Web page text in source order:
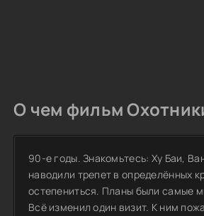
О чем фильм
90-е годы. Знакомьтесь: Ху Баи,
наводили трепет в определённых
остепениться. Планы были самые
Всё изменил один визит. К ним